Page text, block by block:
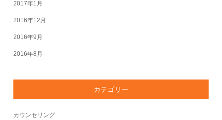
2017年1月
2016年12月
2016年9月
2016年8月
カテゴリー
カウンセリング